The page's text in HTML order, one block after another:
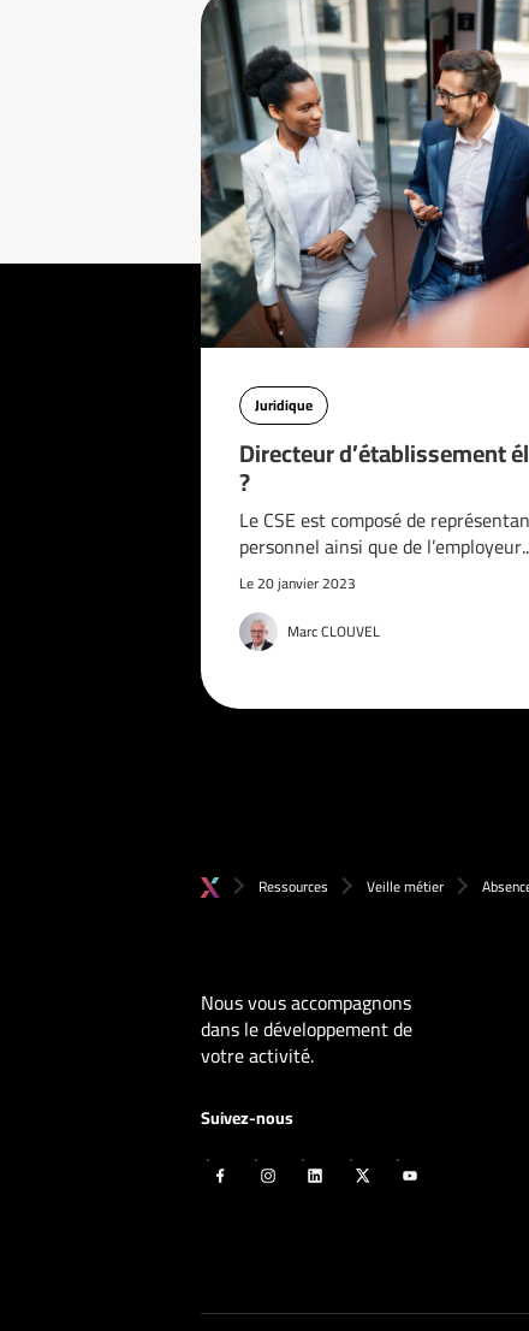
Juridique
Directeur d’établissement
?
Le CSE est composé de
personnel ainsi que de
Le 20 janvier 2023
Marc CLOUVEL
Ressources Veille métier
Nous vous accompagnons
dans le développement de
votre activité.
Suivez-nous